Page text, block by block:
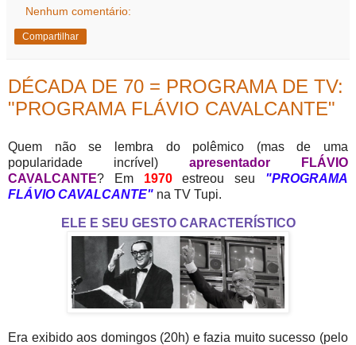
Nenhum comentário:
Compartilhar
DÉCADA DE 70 = PROGRAMA DE TV:
"PROGRAMA FLÁVIO CAVALCANTE"
Quem não se lembra do polêmico (mas de uma
popularidade incrível) apresentador FLÁVIO
CAVALCANTE? Em 1970estreou seu "PROGRAMA
FLÁVIO CAVALCANTE" na TV Tupi.
ELE E SEU GESTO CARACTERÍSTICO
Era exibido aos domingos (20h) e fazia muito sucesso (pelo